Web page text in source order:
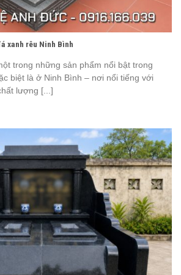
xanh rêu Ninh Bình
trong những sản phẩm nổi bật trong
biệt là ở Ninh Bình – nơi nổi tiếng với
lượng [...]